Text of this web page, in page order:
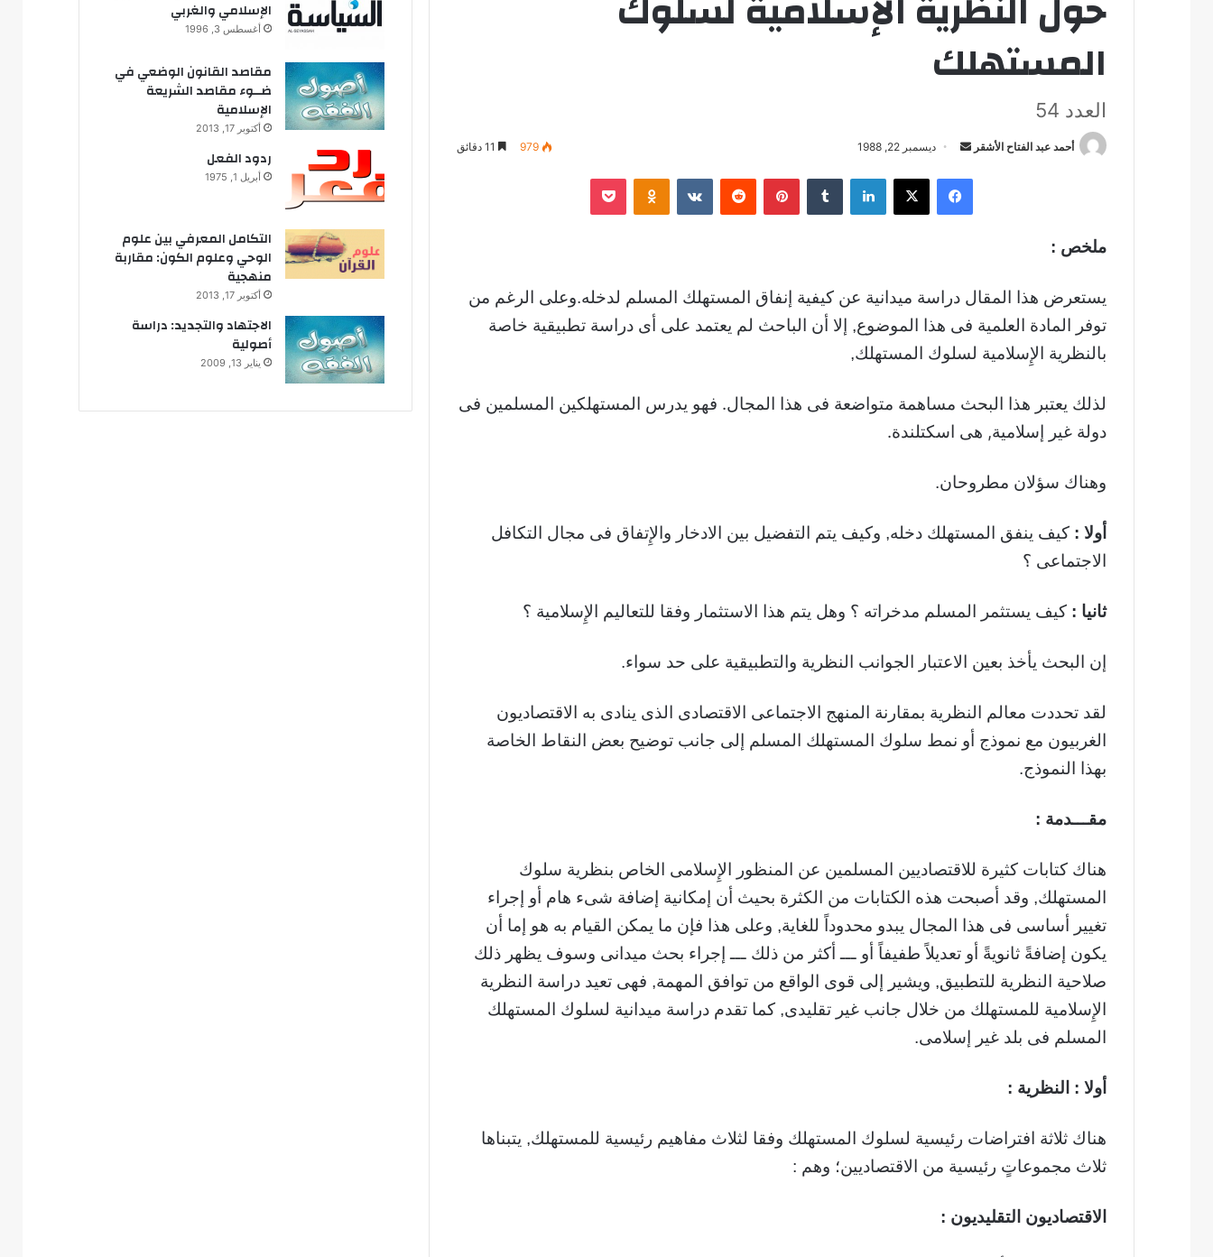
المستهلك
العدد 54
أحمد عبد الفتاح الأشقر
س
ل
د
ل
ديسمبر 22, 1988 979
فيسبوك لينكدإن بينتيريست
ملخص :
يستعرض هذا المقال دراسة ميدانية عن كيفية إنفاق المستهلك المسلم لدخله.وعلى الرغم من
توفر المادة العلمية فى هذا الموضوع, إلا أن الباحث لم يعتمد على أى دراسة تطبيقية خاصة
بالنظرية الإِسلامية لسلوك المستهلك,
لذلك يعتبر هذا البحث مساهمة متواضعة فى هذا المجال. فهو يدرس المستهلكين المسلمين فى
دولة غير إسلامية, هى اسكتلندة.
وهناك سؤلان مطروحان.
أولا : كيف ينفق المستهلك دخله, وكيف يتم التفضيل بين الادخار والإِتفاق فى مجال التكافل
الاجتماعى ؟
ثانيا : كيف يستثمر المسلم مدخراته ؟ وهل يتم هذا الاستثمار وفقا للتعاليم الإِسلامية ؟
إن البحث يأخذ بعين الاعتبار الجوانب النظرية والتطبيقية على حد سواء.
لقد تحددت معالم النظرية بمقارنة المنهج الاجتماعى الاقتصادى الذى ينادى به الاقتصاديون
الغربيون مع نموذج أو نمط سلوك المستهلك المسلم إلى جانب توضيح بعض النقاط الخاصة
بهذا النموذج.
مقـــدمة :
هناك كتابات كثيرة للاقتصاديين المسلمين عن المنظور الإِسلامى الخاص بنظرية سلوك
المستهلك, وقد أصبحت هذه الكتابات من الكثرة بحيث أن إمكانية إضافة شىء هام أو إجراء
تغيير أساسى فى هذا المجال يبدو محدوداً للغاية, وعلى هذا فإن ما يمكن القيام به هو إما أن
يكون إضافةً ثانويةً أو تعديلاً طفيفاً أو ـــ أكثر من ذلك ـــ إجراء بحث ميدانى وسوف يظهر ذلك
صلاحية النظرية للتطبيق, ويشير إلى قوى الواقع من توافق المهمة, فهى تعيد دراسة النظرية
الإِسلامية للمستهلك من خلال جانب غير تقليدى, كما تقدم دراسة ميدانية لسلوك المستهلك
المسلم فى بلد غير إسلامى.
أولا : النظرية :
هناك ثلاثة افتراضات رئيسية لسلوك المستهلك وفقا لثلاث مفاهيم رئيسية للمستهلك, يتبناها
ثلاث مجموعاتٍ رئيسية من الاقتصاديين؛ وهم :
الاقتصاديون التقليديون :
الإسلامي والغربي
أغسطس 3, 1996
مقاصد القانون الوضعي في
ضــوء مقاصد الشريعة
الإسلامية
أكتوبر 17, 2013
ردود الفعل
أبريل 1, 1975
التكامل المعرفي بين علوم
الوحي وعلوم الكون: مقاربة
منهجية
أكتوبر 17, 2013
الاجتهاد والتجديد: دراسة
أصولية
يناير 13, 2009